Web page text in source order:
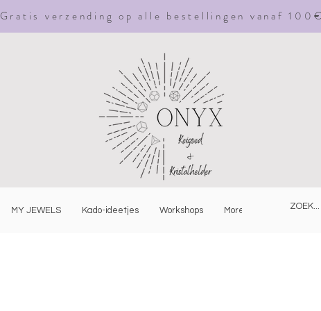
Gratis verzending op alle bestellingen vanaf 100€
MY JEWELS Kado-ideetjes Workshops More